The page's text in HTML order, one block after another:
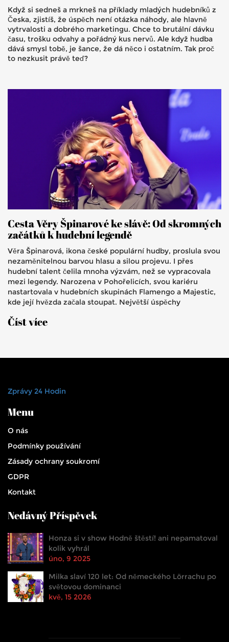
Když si sedneš a mrkneš na příklady mladých hudebníků z
Česka, zjistíš, že úspěch není otázka náhody, ale hlavně
vytrvalosti a dobrého marketingu. Chce to brutální dávku
času, trošku odvahy a pořádný kus nervů. Ale když hudba
dává smysl tobě, je šance, že dá něco i ostatním. Tak proč
to nezkusit právě teď?
Cesta Věry Špinarové ke slávě: Od skromných
začátků k hudební legendě
Věra Špinarová, ikona české populární hudby, proslula svou
nezaměnitelnou barvou hlasu a silou projevu. I přes
hudební talent čelila mnoha výzvám, než se vypracovala
mezi legendy. Narozena v Pohořelicích, svou kariéru
nastartovala v hudebních skupinách Flamengo a Majestic,
kde její hvězda začala stoupat. Největší úspěchy
vrátíš'. Její dědictví zůstává v životech mnohých dodnes.
Číst více
Zprávy 24 Hodin
Menu
O nás
Podmínky používání
Zásady ochrany soukromí
GDPR
Kontakt
Nedávný Příspěvek
Honza si v show Hodně štěstí! ani nepamatoval
kolik vyhrál
úno, 9 2025
Milka slaví 120 let: Od německého Lörrachu po
světovou dominanci
kvě, 15 2026